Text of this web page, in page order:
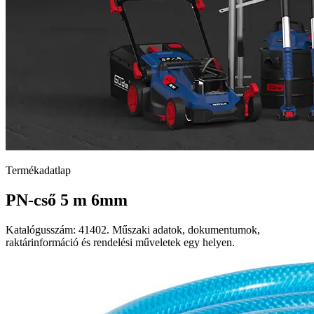
Termékadatlap
PN-cső 5 m 6mm
Katalógusszám: 41402. Műszaki adatok, dokumentumok,
raktárinformáció és rendelési műveletek egy helyen.